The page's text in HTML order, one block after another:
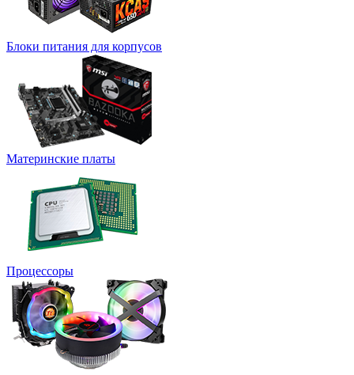
Блоки питания для корпусов
Материнские платы
Процессоры